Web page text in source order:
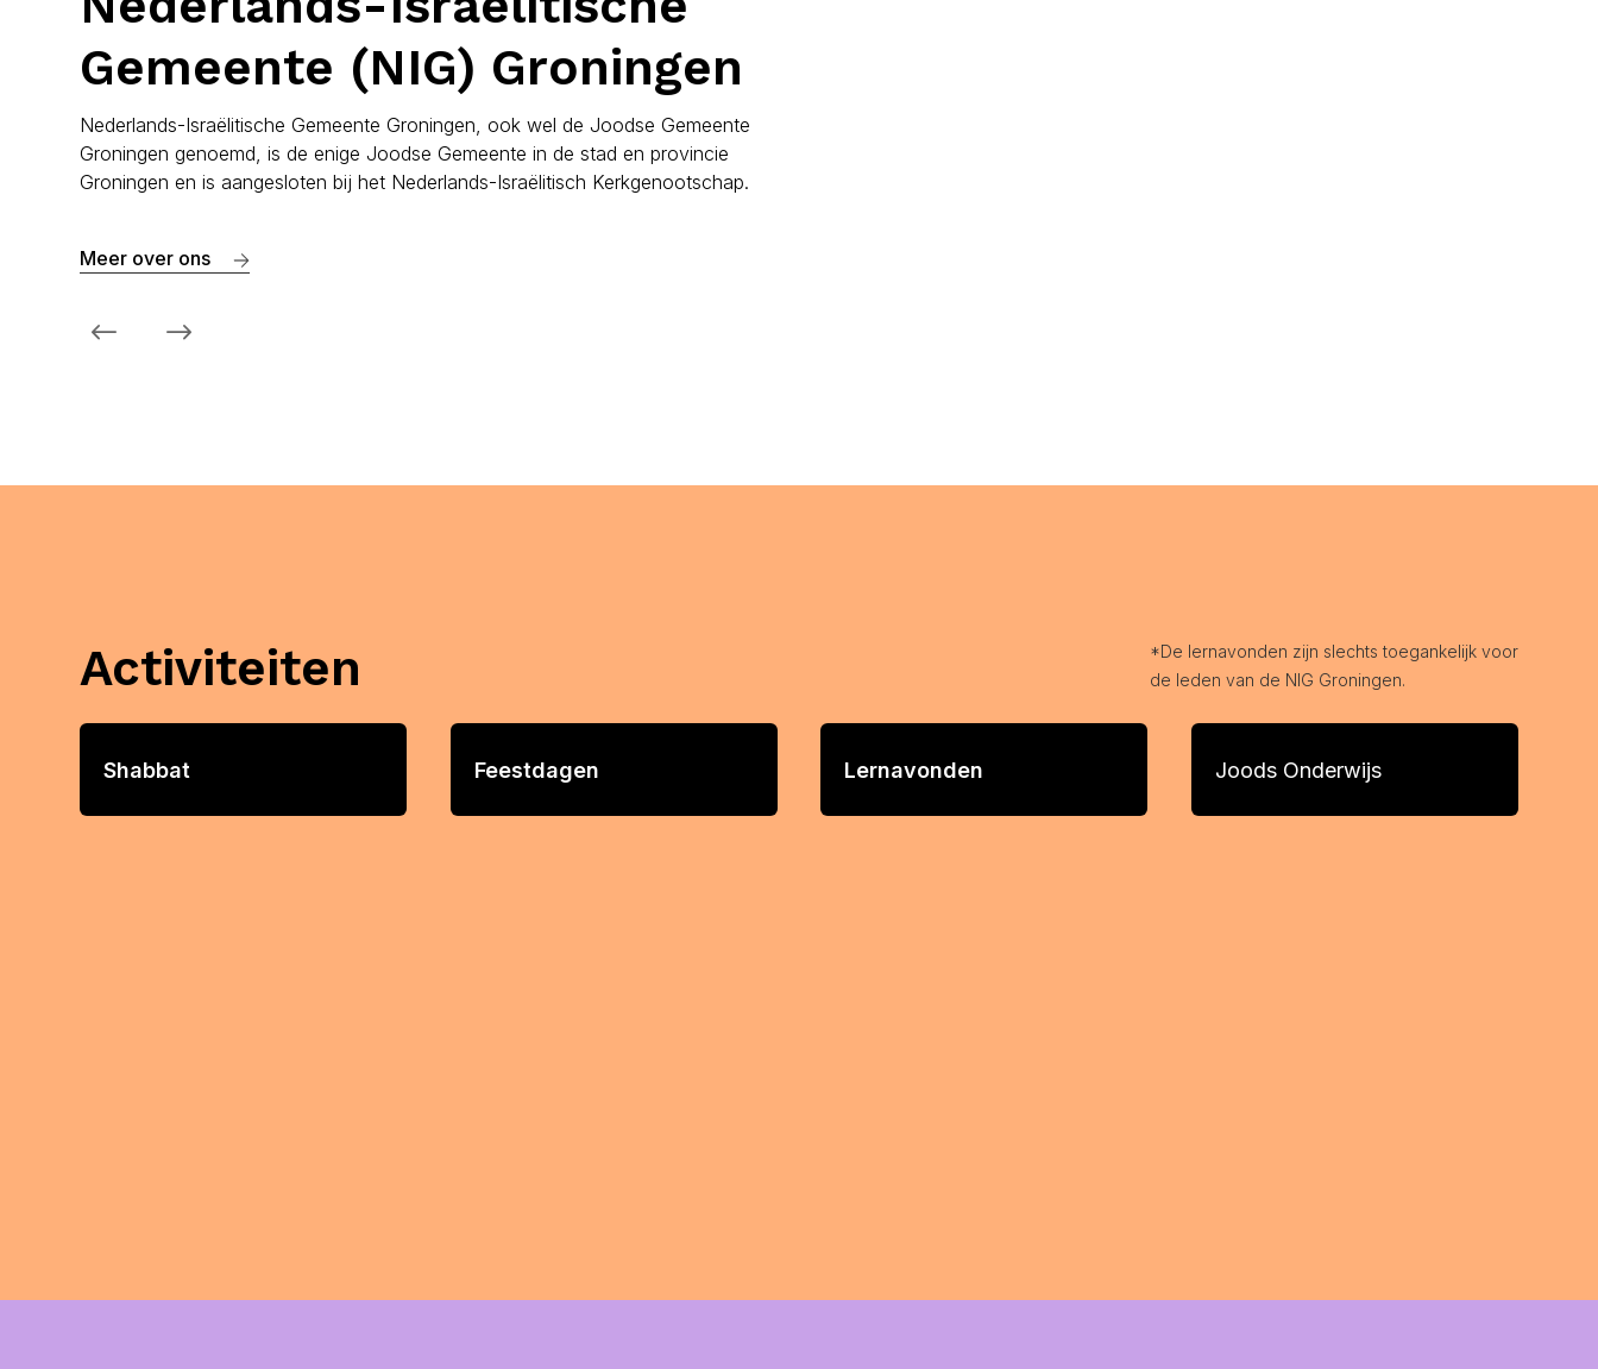
Gemeente (NIG) Groningen
Nederlands-Israëlitische Gemeente Groningen, ook wel de Joodse Gemeente
Groningen genoemd, is de enige Joodse Gemeente in de stad en provincie
Groningen en is aangesloten bij het Nederlands-Israëlitisch Kerkgenootschap.
Meer over ons
Activiteiten
*De lernavonden zijn slechts toegankelijk voor
de leden van de NIG Groningen.
Shabbat Feestdagen Lernavonden Joods Onderwijs